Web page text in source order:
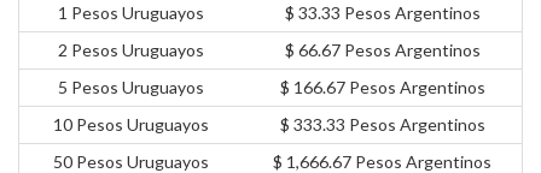
1 Pesos Uruguayos
$ 33.33 Pesos Argentinos
2 Pesos Uruguayos
$ 66.67 Pesos Argentinos
5 Pesos Uruguayos
$ 166.67 Pesos Argentinos
10 Pesos Uruguayos
$ 333.33 Pesos Argentinos
50 Pesos Uruguayos
$ 1,666.67 Pesos Argentinos